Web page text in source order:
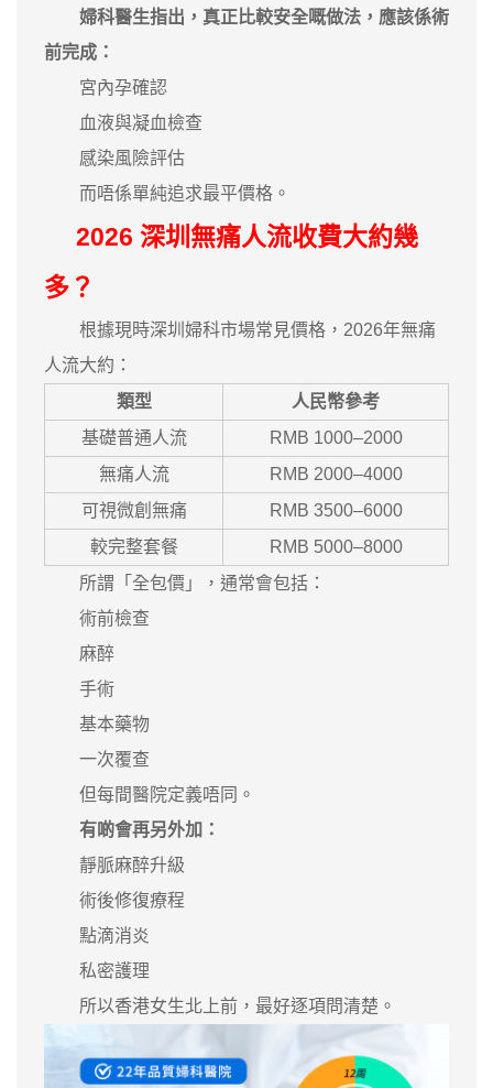
婦科醫生指出，真正比較安全嘅做法，應該係術
前完成：
宮內孕確認
血液與凝血檢查
感染風險評估
而唔係單純追求最平價格。
2026 深圳無痛人流收費大約幾
多？
根據現時深圳婦科市場常見價格，2026年無痛
人流大約：
類型
人民幣參考
基礎普通人流
RMB 1000–2000
無痛人流
RMB 2000–4000
可視微創無痛
RMB 3500–6000
較完整套餐
RMB 5000–8000
所謂「全包價」，通常會包括：
術前檢查
麻醉
手術
基本藥物
一次覆查
但每間醫院定義唔同。
有啲會再另外加：
靜脈麻醉升級
術後修復療程
點滴消炎
私密護理
所以香港女生北上前，最好逐項問清楚。